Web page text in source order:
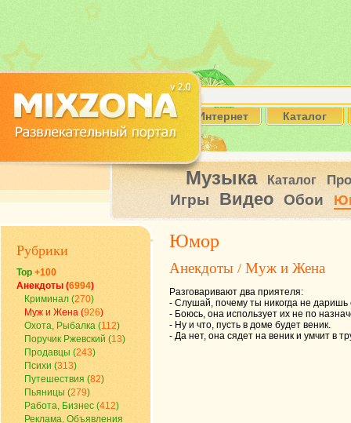
Интернет Каталог
Музыка Каталог
Игры Видео Обои
Рубрики
Top +100
Анекдоты (6994)
Криминал (270)
Муж и Жена (926)
Охота, Рыбалка (112)
Поручик Ржевский (13)
Продавцы (243)
Психи (313)
Путешествия (82)
Пьяницы (279)
Работа, Бизнес (412)
Реклама, Объявления
Юмор
Анекдоты / Муж и Жена
Разговаривают два приятеля:
- Слушай, почему ты никогда не
- Боюсь, она использует их не по
- Ну и что, пусть в доме будет веник.
- Да нет, она сядет на веник и умчит в